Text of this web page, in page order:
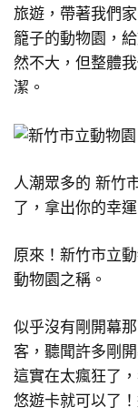
旅遊，帶著我們
籠子的動物園，
然不大，但整體
潔。
人潮眾多的 新竹
了，拿出你的幸
原來！新竹市立
動物園之稱。
似乎沒有剛開幕
客，聽聞許多剛
這實在太瘋狂了
悠遊卡就可以了